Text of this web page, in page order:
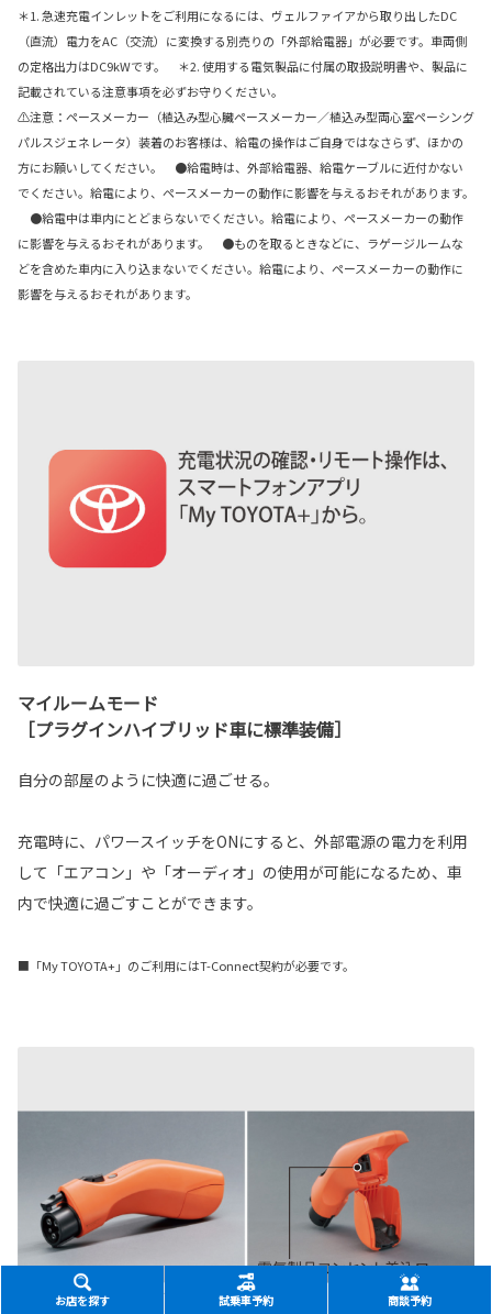
＊1. 急速充電インレットをご利用になるには、ヴェルファイアから取り出したDC
（直流）電力をAC（交流）に変換する別売りの「外部給電器」が必要です。車両側
の定格出力はDC9kWです。 ＊2. 使用する電気製品に付属の取扱説明書や、製品に
記載されている注意事項を必ずお守りください。
⚠注意：ペースメーカー（植込み型心臓ペースメーカー／植込み型両心室ペーシング
パルスジェネレータ）装着のお客様は、給電の操作はご自身ではなさらず、ほかの
方にお願いしてください。 ●給電時は、外部給電器、給電ケーブルに近付かない
でください。給電により、ペースメーカーの動作に影響を与えるおそれがあります。
●給電中は車内にとどまらないでください。給電により、ペースメーカーの動作
に影響を与えるおそれがあります。 ●ものを取るときなどに、ラゲージルームな
どを含めた車内に入り込まないでください。給電により、ペースメーカーの動作に
影響を与えるおそれがあります。
マイルームモード
［プラグインハイブリッド車に標準装備］
自分の部屋のように快適に過ごせる。
充電時に、パワースイッチをONにすると、外部電源の電力を利用
して「エアコン」や「オーディオ」の使用が可能になるため、車
内で快適に過ごすことができます。
■「My TOYOTA+」のご利用にはT-Connect契約が必要です。
お店を探す 試乗車予約 商談予約